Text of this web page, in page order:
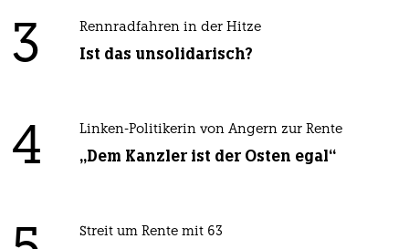
3 Rennradfahren in der Hitze
Ist das unsolidarisch?
4 Linken-Politikerin von Angern zur Rente
„Dem Kanzler ist der Osten egal“
Streit um Rente mit 63